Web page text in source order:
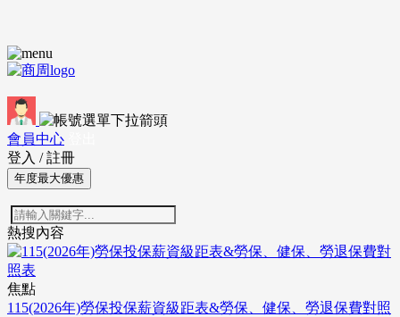
會員中心
登入 / 註冊
年度最大優惠
熱搜內容
焦點
115(2026年)勞保投保薪資級距表&勞保、健保、勞退保費對照